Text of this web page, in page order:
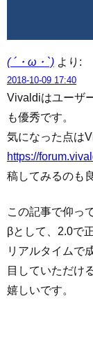
( ´・ω・`) より:
2018-10-09 17:40
Vivaldiはユーザ
も優秀です。
気になった点は
https://
稿してみるのも
この記事で仰っ
βとして、2.0で
リアルタイムで
目していただけ
嬉しいです。